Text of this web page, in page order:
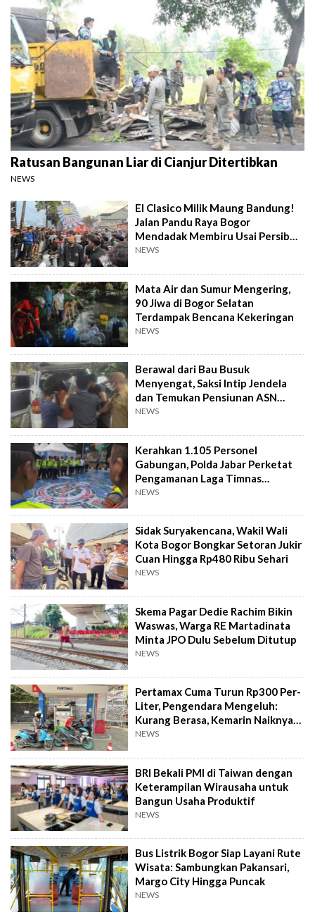
Ratusan Bangunan Liar di Cianjur Ditertibkan
NEWS
El Clasico Milik Maung Bandung!
Jalan Pandu Raya Bogor
Mendadak Membiru Usai Persib
Libas Persija
NEWS
Mata Air dan Sumur Mengering,
90 Jiwa di Bogor Selatan
Terdampak Bencana Kekeringan
NEWS
Berawal dari Bau Busuk
Menyengat, Saksi Intip Jendela
dan Temukan Pensiunan ASN
Meninggal Kaku
NEWS
Kerahkan 1.105 Personel
Gabungan, Polda Jabar Perketat
Pengamanan Laga Timnas
Indonesia vs Vietnam
NEWS
Sidak Suryakencana, Wakil Wali
Kota Bogor Bongkar Setoran Jukir
Cuan Hingga Rp480 Ribu Sehari
NEWS
Skema Pagar Dedie Rachim Bikin
Waswas, Warga RE Martadinata
Minta JPO Dulu Sebelum Ditutup
NEWS
Pertamax Cuma Turun Rp300 Per-
Liter, Pengendara Mengeluh:
Kurang Berasa, Kemarin Naiknya
Gede
NEWS
BRI Bekali PMI di Taiwan dengan
Keterampilan Wirausaha untuk
Bangun Usaha Produktif
NEWS
Bus Listrik Bogor Siap Layani Rute
Wisata: Sambungkan Pakansari,
Margo City Hingga Puncak
NEWS